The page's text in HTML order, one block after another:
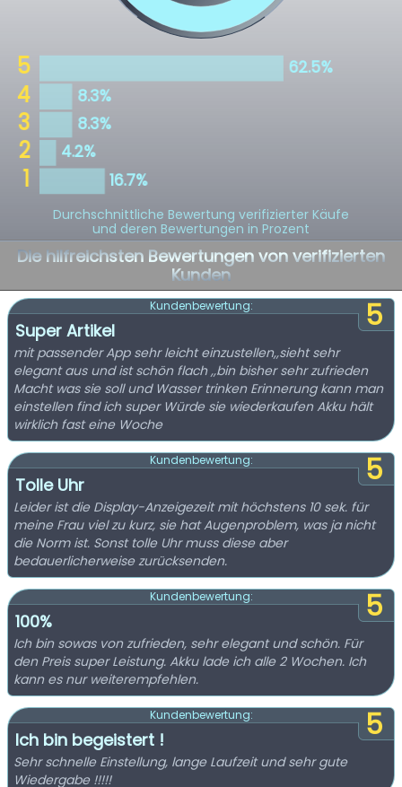
Durchschnittliche Bewertung verifizierter Käufe
und deren Bewertungen in Prozent
Die hilfreichsten Bewertungen von verifizierten
Kunden
5
Kundenbewertung:
Super Artikel
mit passender App sehr leicht einzustellen,,sieht sehr
elegant aus und ist schön flach ,,bin bisher sehr zufrieden
Macht was sie soll und Wasser trinken Erinnerung kann man
einstellen find ich super Würde sie wiederkaufen Akku hält
wirklich fast eine Woche
5
Kundenbewertung:
Tolle Uhr
Leider ist die Display-Anzeigezeit mit höchstens 10 sek. für
meine Frau viel zu kurz, sie hat Augenproblem, was ja nicht
die Norm ist. Sonst tolle Uhr muss diese aber
bedauerlicherweise zurücksenden.
5
Kundenbewertung:
100%
Ich bin sowas von zufrieden, sehr elegant und schön. Für
den Preis super Leistung. Akku lade ich alle 2 Wochen. Ich
kann es nur weiterempfehlen.
5
Kundenbewertung:
Ich bin begeistert !
Sehr schnelle Einstellung, lange Laufzeit und sehr gute
Wiedergabe !!!!!